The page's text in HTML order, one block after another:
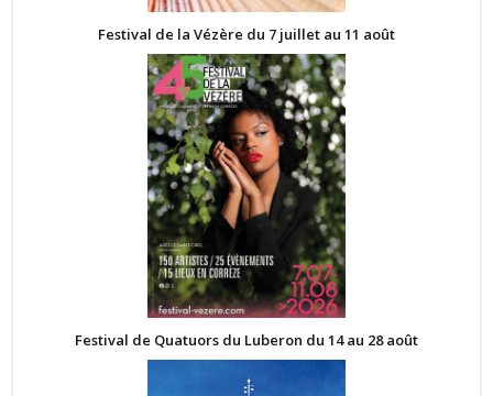
Festival de la Vézère du 7 juillet au 11 août
Festival de Quatuors du Luberon du 14 au 28 août